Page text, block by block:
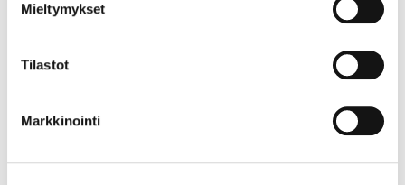
Mieltymykset
Tilastot
Markkinointi